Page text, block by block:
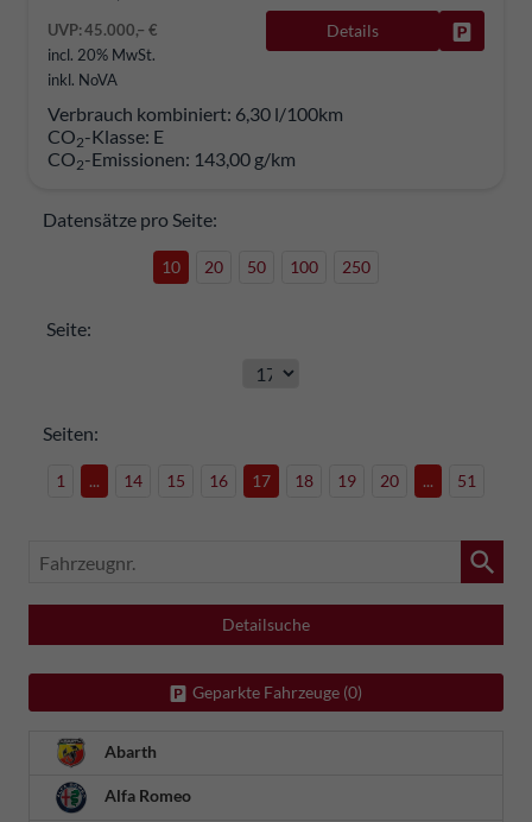
UVP:45.000,– €
incl. 20% MwSt.
inkl. NoVA
Details
Verbrauch kombiniert: 6,30 l/100km
CO2-Klasse: E
CO2-Emissionen: 143,00 g/km
Datensätze pro Seite:
10 20 50 100 250
Seite:
Seiten:
1 ... 14 15 16 17 18 19 20 ... 51
Fahrzeugnr.
Detailsuche
Geparkte Fahrzeuge (0)
Abarth
Alfa Romeo